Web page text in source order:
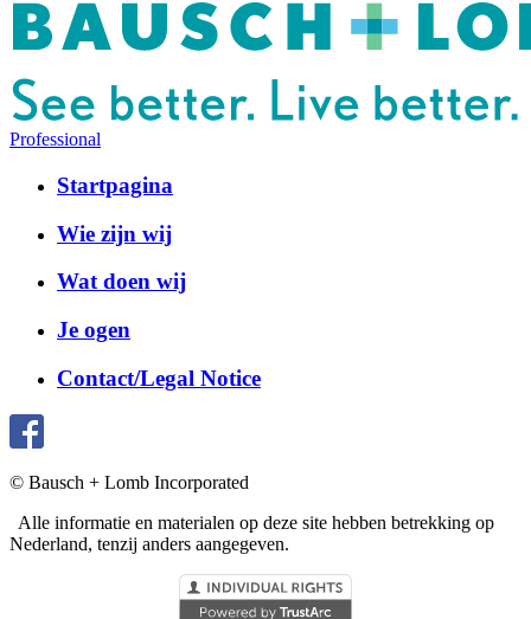
Professional
Startpagina
Wie zijn wij
Wat doen wij
Je ogen
Contact/Legal Notice
© Bausch + Lomb Incorporated
Alle informatie en materialen op deze site hebben betrekking op
Nederland, tenzij anders aangegeven.